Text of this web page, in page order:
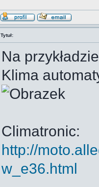
Tytuł:
Na
Klima
Climatronic:
http://
w_e36.html